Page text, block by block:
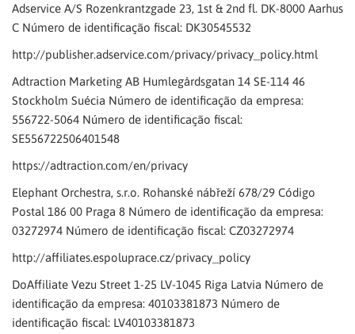
Adservice A/S Rozenkrantzgade 23, 1st & 2nd fl. DK-8000 Aarhus
C Número de identificação fiscal: DK30545532
http://publisher.adservice.com/privacy/privacy_policy.html
Adtraction Marketing AB Humlegårdsgatan 14 SE-114 46
Stockholm Suécia Número de identificação da empresa:
556722-5064 Número de identificação fiscal:
SE556722506401548
https://adtraction.com/en/privacy
Elephant Orchestra, s.r.o. Rohanské nábřeží 678/29 Código
Postal 186 00 Praga 8 Número de identificação da empresa:
03272974 Número de identificação fiscal: CZ03272974
http://affiliates.espoluprace.cz/privacy_policy
DoAffiliate Vezu Street 1-25 LV-1045 Riga Latvia Número de
identificação da empresa: 40103381873 Número de
identificação fiscal: LV40103381873